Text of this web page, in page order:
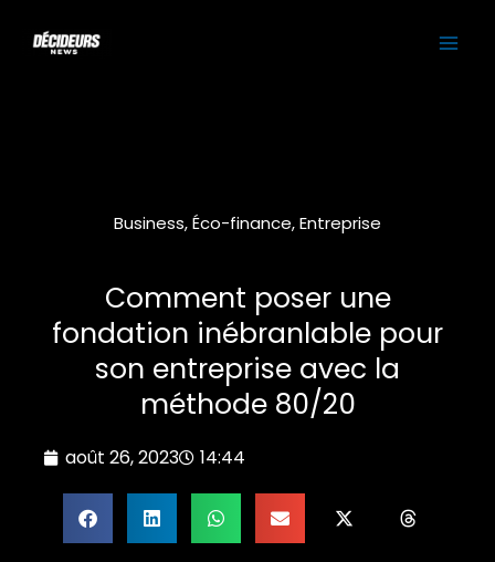
Business,Éco-finance,Entreprise
Comment poser une
fondation inébranlable pour
son entreprise avec la
méthode 80/20
août 26, 2023 14:44